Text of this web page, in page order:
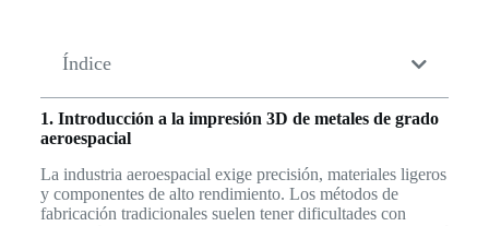
Índice
1. Introducción a la impresión 3D de metales de grado
aeroespacial
La industria aeroespacial exige precisión, materiales ligeros
y componentes de alto rendimiento. Los métodos de
fabricación tradicionales suelen tener dificultades con